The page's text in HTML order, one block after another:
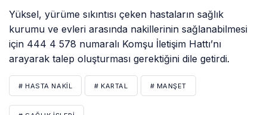
Yüksel, yürüme sıkıntısı çeken hastaların sağlık
kurumu ve evleri arasında nakillerinin sağlanabilmesi
için 444 4 578 numaralı Komşu İletişim Hattı’nı
arayarak talep oluşturması gerektiğini dile getirdi.
# HASTA NAKIL # KARTAL # MANŞET